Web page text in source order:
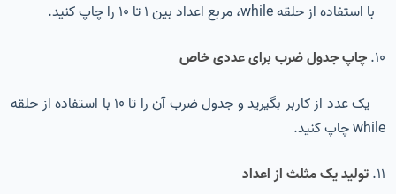
با استفاده از حلقه while، مربع اعداد بین 1 تا 10 را چاپ کنید.
10. چاپ جدول ضرب برای عددی خاص
یک عدد از کاربر بگیرید و جدول ضرب آن را تا 10 با استفاده از حلقه
while چاپ کنید.
11. تولید یک مثلث از اعداد